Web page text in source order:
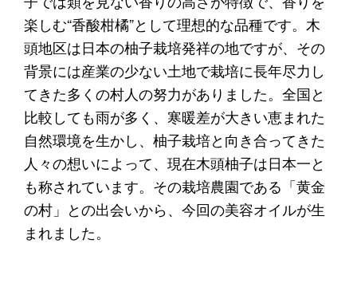
楽しむ“香酸柑橘”として理想的な品種です。木
頭地区は日本の柚子栽培発祥の地ですが、その
背景には産業の少ない土地で栽培に長年尽力し
てきた多くの村人の努力がありました。全国と
比較しても雨が多く、寒暖差が大きい恵まれた
自然環境を生かし、柚子栽培と向き合ってきた
人々の想いによって、現在木頭柚子は日本一と
も称されています。その栽培農園である「黄金
の村」との出会いから、今回の美容オイルが生
まれました。